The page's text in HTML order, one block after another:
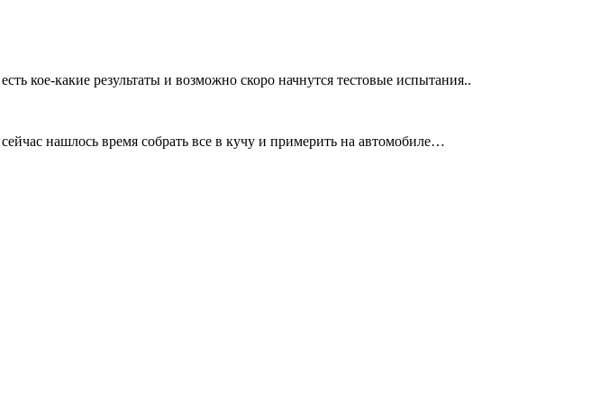
кое-какие результаты и возможно скоро начнутся тестовые испытания..
нашлось время собрать все в кучу и примерить на автомобиле…